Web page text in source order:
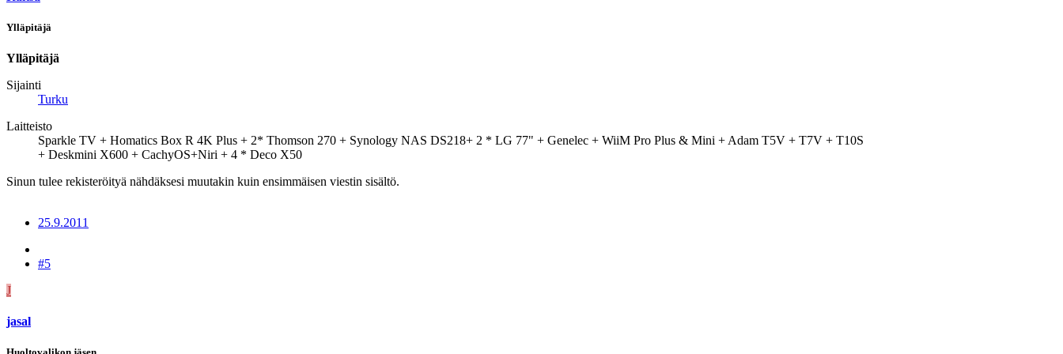
Ylläpitäjä
Ylläpitäjä
Sijainti
Turku
Laitteisto
Sparkle TV + Homatics Box R 4K Plus + 2* Thomson 270 + Synology NAS DS218+ 2 * LG 77" + Genelec + WiiM Pro Plus & Mini + Adam T5V + T7V + T10S
+ Deskmini X600 + CachyOS+Niri + 4 * Deco X50
Sinun tulee rekisteröityä nähdäksesi muutakin kuin ensimmäisen viestin sisältö.
25.9.2011
#5
J
jasal